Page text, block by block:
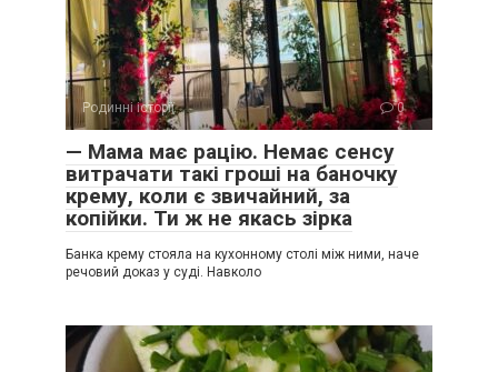
Родинні історії 0
— Мама має рацію. Немає сенсу
витрачати такі гроші на баночку
крему, коли є звичайний, за
копійки. Ти ж не якась зірка
Банка крему стояла на кухонному столі між ними, наче
речовий доказ у суді. Навколо